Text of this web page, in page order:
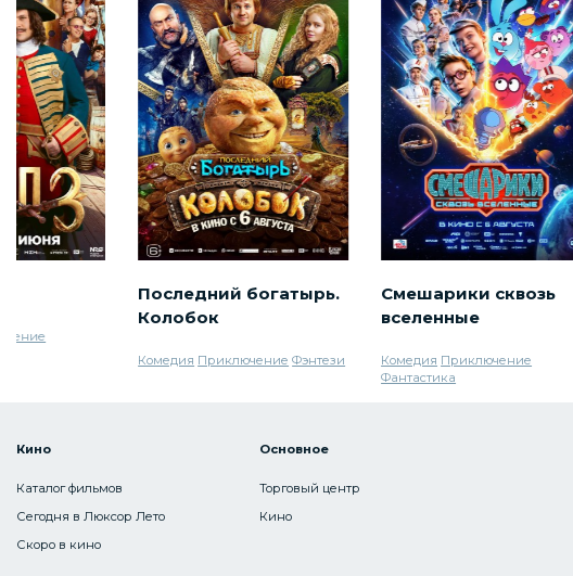
Последний богатырь.
Колобок
Комедия Приключение Фэнтези
Смешарики сквозь
вселенные
Комедия Приключение
Фантастика
Кино
Каталог фильмов
Сегодня в Люксор Лето
Скоро в кино
Основное
Торговый центр
Кино